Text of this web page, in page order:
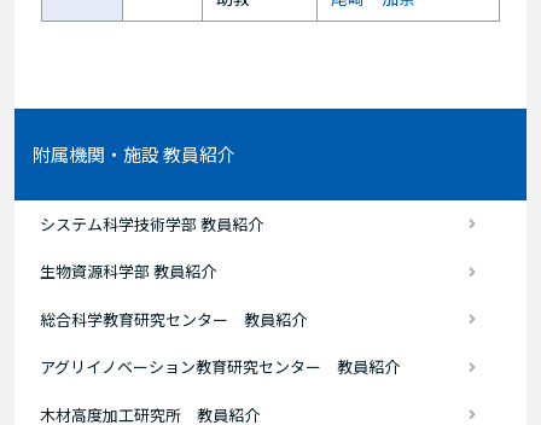
附属機関・施設 教員紹介
システム科学技術学部 教員紹介
生物資源科学部 教員紹介
総合科学教育研究センター 教員紹介
アグリイノベーション教育研究センター 教員紹介
木材高度加工研究所 教員紹介